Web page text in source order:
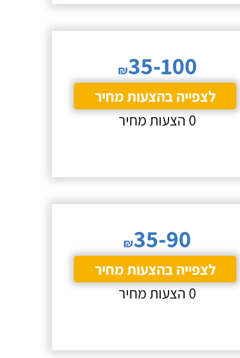
₪35-100
לצפייה בהצעות מחיר
0 הצעות מחיר
₪35-90
לצפייה בהצעות מחיר
0 הצעות מחיר